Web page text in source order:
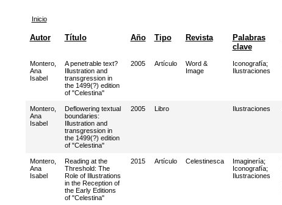
Inicio
Autor Título Año Tipo Revista
Palabras
clave
Montero,
Ana
Isabel
A penetrable text?
Illustration and
transgression in
the 1499(?) edition
of "Celestina"
2005 Artículo
Word &
Image
Iconografía;
Ilustraciones
Montero,
Ana
Isabel
Deflowering textual
boundaries:
Illustration and
transgression in
the 1499(?) edition
of "Celestina"
2005 Libro Ilustraciones
Montero,
Ana
Isabel
Reading at the
Threshold: The
Role of Illustrations
in the Reception of
the Early Editions
of "Celestina"
2015 Artículo Celestinesca Imaginería;
Iconografía;
Ilustraciones